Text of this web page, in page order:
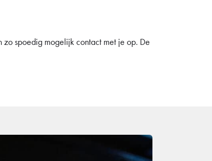
spoedig mogelijk contact met je op. De